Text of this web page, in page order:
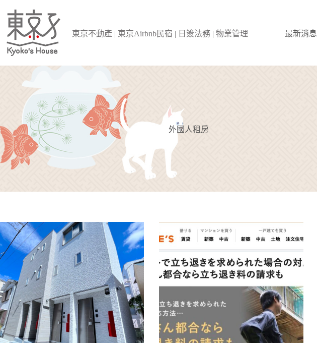
要
內
容
東京不動產 | 東京Airbnb民宿 | 日簽法務 | 物業管理 最新消息
外國人租房